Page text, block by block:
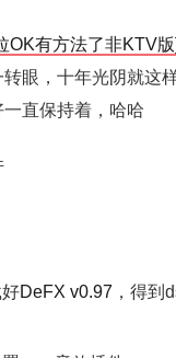
OK有方法了非KTV版]
眼，十年光阴就这
直保持着，哈哈
DeFX v0.97 ，得到